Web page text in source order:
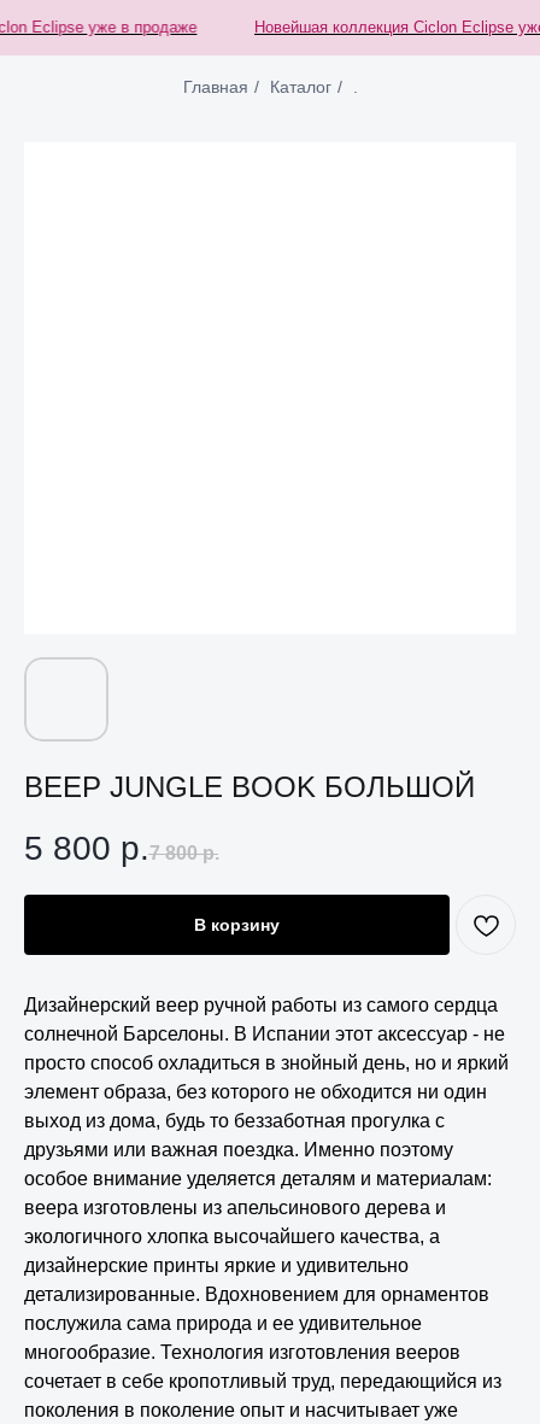
Eclipse уже в продаже Новейшая коллекция Ciclon Eclipse уже
Главная / Каталог /
ВЕЕР JUNGLE BOOK БОЛЬШОЙ
5 800 р.7 800 р.
В корзину
Дизайнерский веер ручной работы из самого сердца
солнечной Барселоны. В Испании этот аксессуар - не
просто способ охладиться в знойный день, но и яркий
элемент образа, без которого не обходится ни один
выход из дома, будь то беззаботная прогулка с
друзьями или важная поездка. Именно поэтому
особое внимание уделяется деталям и материалам:
веера изготовлены из апельсинового дерева и
экологичного хлопка высочайшего качества, а
дизайнерские принты яркие и удивительно
детализированные. Вдохновением для орнаментов
послужила сама природа и ее удивительное
многообразие. Технология изготовления вееров
сочетает в себе кропотливый труд, передающийся из
поколения в поколение опыт и насчитывает уже